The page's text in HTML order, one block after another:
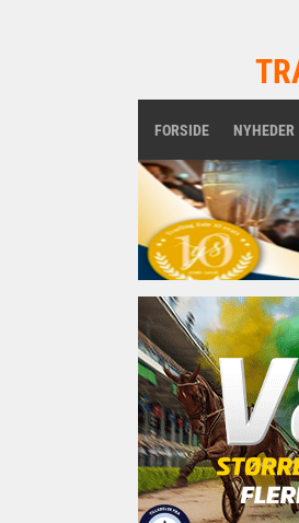
FORSIDE NYHEDER